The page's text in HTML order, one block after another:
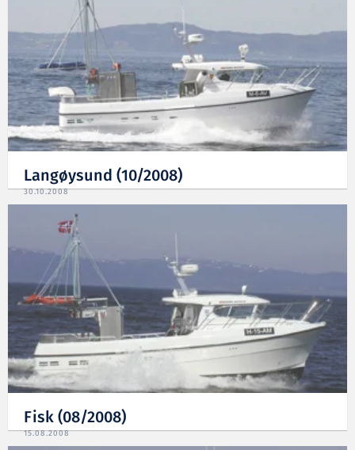
Langøysund (10/2008)
30.10.2008
Fisk (08/2008)
15.08.2008